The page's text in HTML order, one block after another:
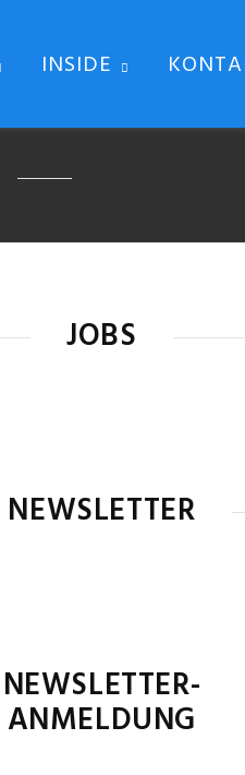
INSIDE
JOBS
NEWSLETTER
NEWSLETTER-
ANMELDUNG